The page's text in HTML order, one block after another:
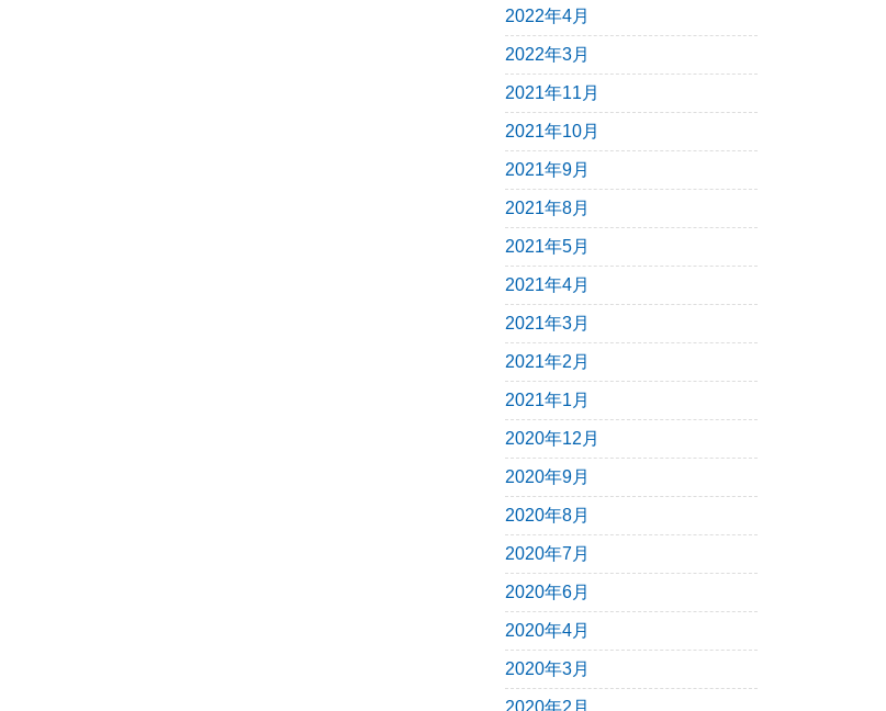
2022年4月
2022年3月
2021年11月
2021年10月
2021年9月
2021年8月
2021年5月
2021年4月
2021年3月
2021年2月
2021年1月
2020年12月
2020年9月
2020年8月
2020年7月
2020年6月
2020年4月
2020年3月
2020年2月